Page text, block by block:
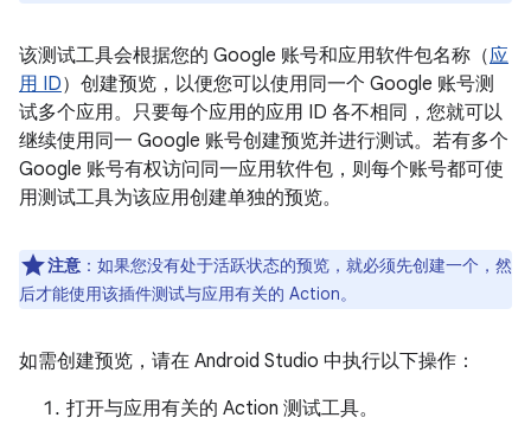
该测试工具会根据您的 Google 账号和应用软件包名称（应
用 ID）创建预览，以便您可以使用同一个 Google 账号测
试多个应用。只要每个应用的应用 ID 各不相同，您就可以
继续使用同一 Google 账号创建预览并进行测试。若有多个
Google 账号有权访问同一应用软件包，则每个账号都可使
用测试工具为该应用创建单独的预览。
注意 ：如果您没有处于活跃状态的预览，就必须先创建一个，然
后才能使用该插件测试与应用有关的 Action。
如需创建预览，请在 Android Studio 中执行以下操作：
打开与应用有关的 Action 测试工具。